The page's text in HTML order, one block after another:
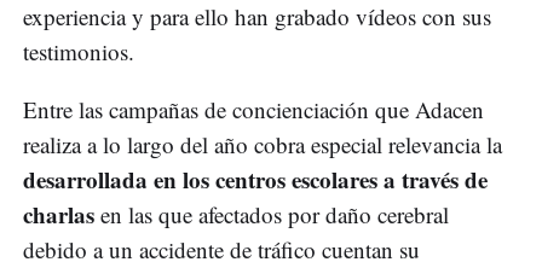
experiencia y para ello han grabado vídeos con sus
testimonios.
Entre las campañas de concienciación que Adacen
realiza a lo largo del año cobra especial relevancia la
desarrollada en los centros escolares a través de
charlas en las que afectados por daño cerebral
debido a un accidente de tráfico cuentan su